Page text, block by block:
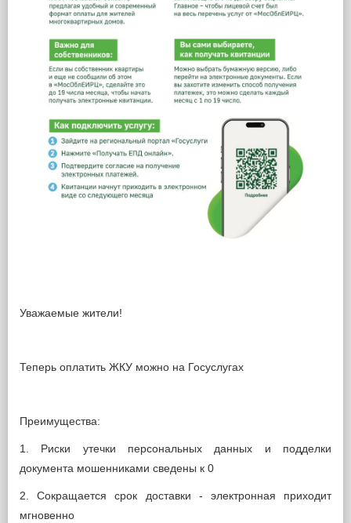
Уважаемые жители!
Теперь оплатить ЖКУ можно на Госуслугах
Преимущества:
1. Риски утечки персональных данных и подделки
документа мошенниками сведены к 0
2. Сокращается срок доставки - электронная приходит
мгновенно